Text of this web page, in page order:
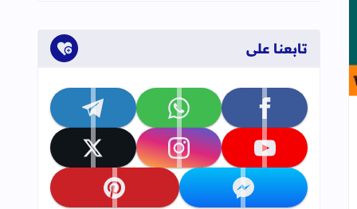
إلى العلامات المرجعية
تابعنا على
تابعنا على facebook تابعنا على whatsapp تابعنا على telegram
تابعنا على youtube تابعنا على instagram تابعنا على x
تابعنا على messenger تابعنا على pinterest